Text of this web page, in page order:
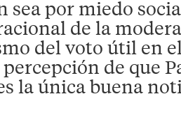
sea por miedo
de la
del voto útil en
de que
la única buena